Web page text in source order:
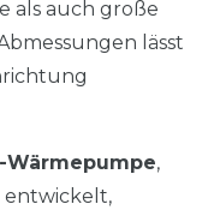
als auch große
lässt
,
entwickelt,